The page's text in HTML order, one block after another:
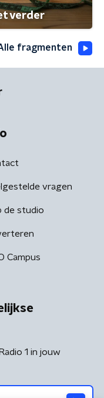
verder
fragmenten
vragen
de studio
Campus
1 in jouw